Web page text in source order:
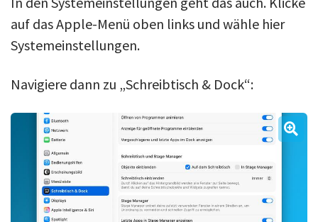
auf das Apple-Menü oben links und wähle hier
Systemeinstellungen.
Navigiere dann zu „Schreibtisch & Dock“: